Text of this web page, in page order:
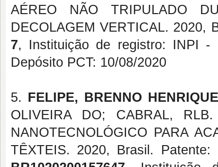
AÉREO NÃO TRIPULADO
DECOLAGEM VERTICAL. 2020,
7, Instituição de registro: INPI -
Depósito PCT: 10/08/2020
5. FELIPE, BRENNO
OLIVEIRA DO; CABRAL,
NANOTECNOLÓGICO PARA
TÊXTEIS. 2020, Brasil.